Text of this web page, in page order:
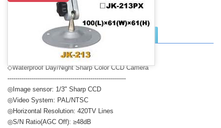
MÔ TẢ SẢN PHẨM THÔNG SỐ KỸ THUẬT
◇Waterproof Day/Night Sharp Color CCD Camera
------------------------------------------------------------
◎Image sensor: 1/3" Sharp CCD
◎Video System: PAL/NTSC
◎Horizontal Resolution: 420TV Lines
◎S/N Ratio(AGC Off): ≥48dB